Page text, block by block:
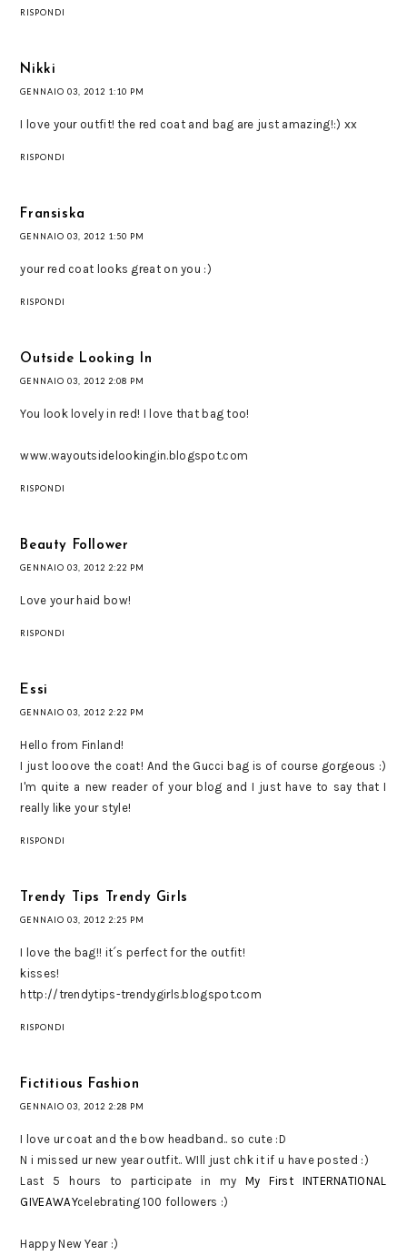
RISPONDI
Nikki
GENNAIO 03, 2012 1:10 PM
I love your outfit! the red coat and bag are just amazing!:) xx
RISPONDI
Fransiska
GENNAIO 03, 2012 1:50 PM
your red coat looks great on you :)
RISPONDI
Outside Looking In
GENNAIO 03, 2012 2:08 PM
You look lovely in red! I love that bag too!
www.wayoutsidelookingin.blogspot.com
RISPONDI
Beauty Follower
GENNAIO 03, 2012 2:22 PM
Love your haid bow!
RISPONDI
Essi
GENNAIO 03, 2012 2:22 PM
Hello from Finland!
I just looove the coat! And the Gucci bag is of course gorgeous :)
I'm quite a new reader of your blog and I just have to say that I
really like your style!
RISPONDI
Trendy Tips Trendy Girls
GENNAIO 03, 2012 2:25 PM
I love the bag!! it´s perfect for the outfit!
kisses!
http://trendytips-trendygirls.blogspot.com
RISPONDI
Fictitious Fashion
GENNAIO 03, 2012 2:28 PM
I love ur coat and the bow headband.. so cute :D
N i missed ur new year outfit.. WIll just chk it if u have posted :)
Last 5 hours to participate in myMy First INTERNATIONAL
GIVEAWAYcelebrating 100 followers :)
Happy New Year :)